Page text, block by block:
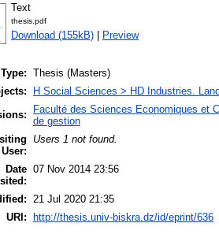
Text
thesis.pdf
Download (155kB) | Preview
Thesis (Masters)
H Social Sciences > HD Industries.
Faculté des Sciences Economiques et
de gestion
User:
Users 1 not found.
Date 07 Nov 2014 23:56
21 Jul 2020 21:35
URI:
http://thesis.univ-biskra.dz/id/eprint/636